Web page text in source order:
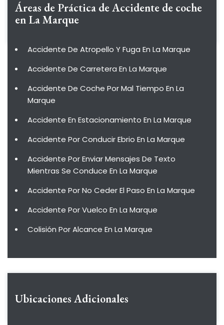
Áreas de Práctica deAccidente de coche
en La Marque
Accidente De Atropello Y Fuga En La Marque
Accidente De Carretera En La Marque
Accidente De Coche Por Mal Tiempo En La
Marque
Accidente En Estacionamiento En La Marque
Accidente Por Conducir Ebrio En La Marque
Accidente Por Enviar Mensajes De Texto
Mientras Se Conduce En La Marque
Accidente Por No Ceder El Paso En La Marque
Accidente Por Vuelco En La Marque
Colisión Por Alcance En La Marque
Ubicaciones Adicionales